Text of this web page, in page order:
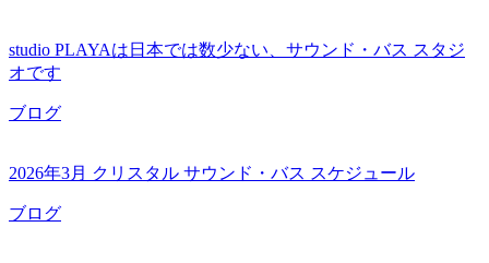
studio PLAYAは日本では数少ない、サウンド・バス スタジ
オです
ブログ
2026年3月 クリスタル サウンド・バス スケジュール
ブログ